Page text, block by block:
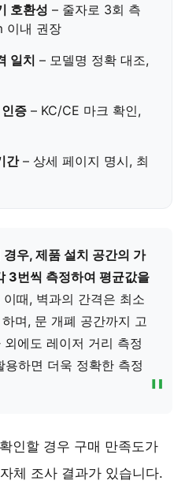
호환성 – 줄자로 3회 측
이내 권장
일치 – 모델명 정확 대조,
인증 – KC/CE 마크 확인,
간– 상세 페이지 명시, 최
경우, 제품 설치 공간의 가
3번씩 측정하여 평균값을
이때, 벽과의 간격은 최소
며, 문 개폐 공간까지 고
에도 레이저 거리 측정
하면 더욱 정확한 측정
인할 경우 구매 만족도가
체 조사 결과가 있습니다.